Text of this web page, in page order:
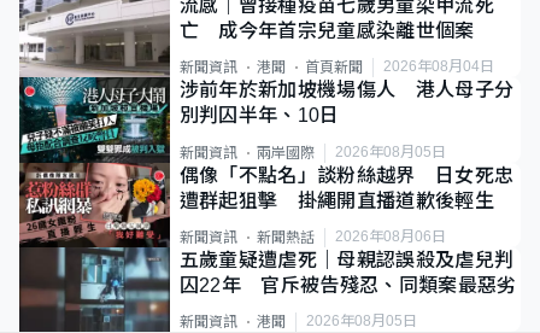
流感｜曾接種疫苗七歲男童染甲流死
亡 成今年首宗兒童感染離世個案
新聞資訊 港聞 首頁新聞 2026年08月04日
涉前年於新加坡機場傷人 港人母子分
別判囚半年、10日
新聞資訊 兩岸國際 2026年08月05日
偶像「不點名」談粉絲越界 日女死忠
遭群起狙擊 掛繩開直播道歉後輕生
新聞資訊 新聞熱話 2026年08月06日
五歲童疑遭虐死｜母親認誤殺及虐兒判
囚22年 官斥被告殘忍、同類案最惡劣
新聞資訊 港聞 2026年08月05日